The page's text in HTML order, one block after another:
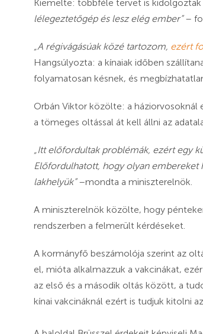
Kiemelte: többféle tervet is
lélegeztetőgép és lesz elég ember”–
„A régivágásúak közé tartozom, ezért
Hangsúlyozta: a kínaiak időben
folyamatosan késnek, és
Orbán Viktor közölte: a háziorvosoknál
a tömeges oltással át kell állni az
„Itt előfordultak problémák, ezért egy
Előfordulhatott, hogy olyan embereket
lakhelyük”–mondta a miniszterelnök.
A miniszterelnök közölte, hogy
rendszerben a felmerült kérdéseket.
A kormányfő beszámolója szerint az
el, mióta alkalmazzuk a vakcinákat,
az első és a második oltás között, a
kínai vakcináknál ezért is tudjuk kitolni